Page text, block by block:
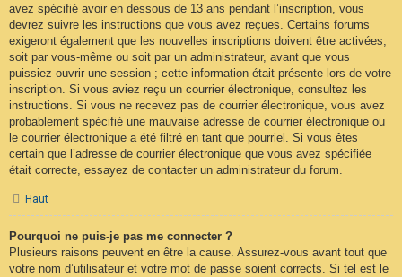
avez spécifié avoir en dessous de 13 ans pendant l’inscription, vous
devrez suivre les instructions que vous avez reçues. Certains forums
exigeront également que les nouvelles inscriptions doivent être activées,
soit par vous-même ou soit par un administrateur, avant que vous
puissiez ouvrir une session ; cette information était présente lors de votre
inscription. Si vous aviez reçu un courrier électronique, consultez les
instructions. Si vous ne recevez pas de courrier électronique, vous avez
probablement spécifié une mauvaise adresse de courrier électronique ou
le courrier électronique a été filtré en tant que pourriel. Si vous êtes
certain que l’adresse de courrier électronique que vous avez spécifiée
était correcte, essayez de contacter un administrateur du forum.
Haut
Pourquoi ne puis-je pas me connecter ?
Plusieurs raisons peuvent en être la cause. Assurez-vous avant tout que
votre nom d’utilisateur et votre mot de passe soient corrects. Si tel est le